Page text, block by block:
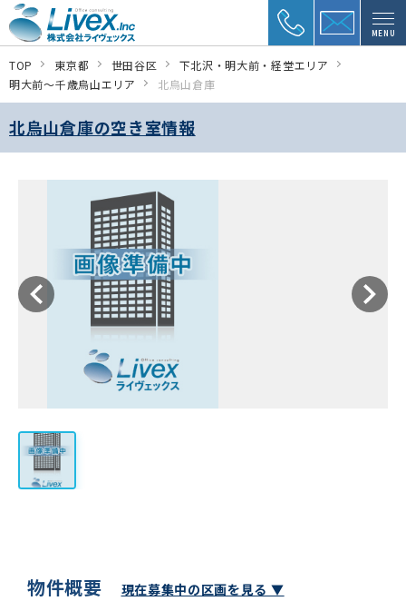
MENU
TOP 東京都 世田谷区
下北沢・明大前・経堂エリア
明大前～千歳烏山エリア
北烏山倉庫
北烏山倉庫の空き室情報
物件概要 現在募集中の区画を見る ▼